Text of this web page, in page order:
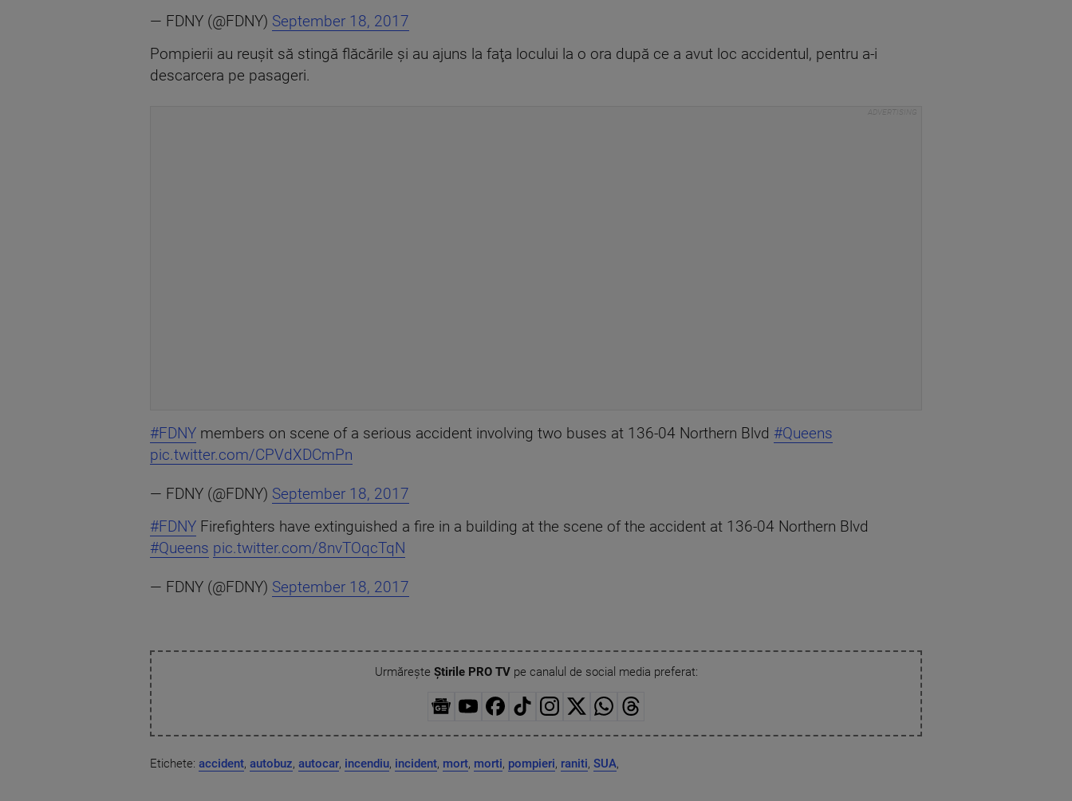
— FDNY (@FDNY) September 18, 2017
Pompierii au reuşit să stingă flăcările şi au ajuns la faţa locului la o ora după ce a avut loc accidentul, pentru a-i
descarcera pe pasageri.
#FDNY members on scene of a serious accident involving two buses at 136-04 Northern Blvd #Queens
pic.twitter.com/CPVdXDCmPn
— FDNY (@FDNY) September 18, 2017
#FDNY Firefighters have extinguished a fire in a building at the scene of the accident at 136-04 Northern Blvd
#Queens pic.twitter.com/8nvTOqcTqN
— FDNY (@FDNY) September 18, 2017
Urmărește Știrile PRO TVpe canalul de social media preferat:
Etichete: accident, autobuz, autocar, incendiu, incident, mort, morti, pompieri, raniti, SUA,